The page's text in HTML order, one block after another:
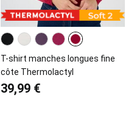
T-shirt manches longues fine
côte Thermolactyl
39,99 €